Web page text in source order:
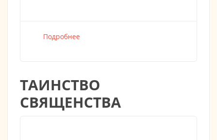
Подробнее
ТАИНСТВО
СВЯЩЕНСТВА